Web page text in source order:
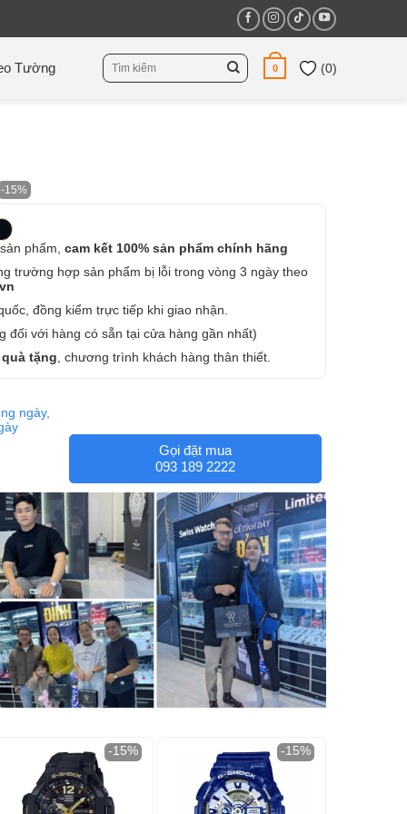
Tường
Tìm
kiếm:
0 (0)
-15%
phẩm, cam kết 100% sản phẩm chính hãng
trường hợp sản phẩm bị lỗi trong vòng 3 ngày theo
đồng kiểm trực tiếp khi giao nhận.
đối với hàng có sẵn tại cửa hàng gần nhất)
tặng , chương trình khách hàng thân thiết.
ngày,
Gọi đặt mua
093 189 2222
-15% -15%